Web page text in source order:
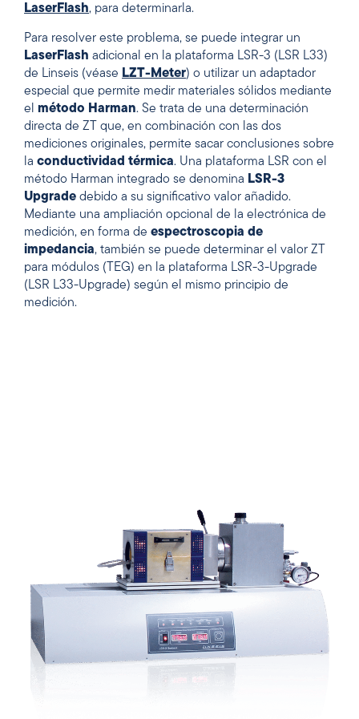
LaserFlash, para determinarla.
Para resolver este problema, se puede integrar un
LaserFlash adicional en la plataforma LSR-3 (LSR L33)
de Linseis (véase LZT-Meter) o utilizar un adaptador
especial que permite medir materiales sólidos mediante
el método Harman. Se trata de una determinación
directa de ZT que, en combinación con las dos
mediciones originales, permite sacar conclusiones sobre
la conductividad térmica. Una plataforma LSR con el
método Harman integrado se denomina LSR-3
Upgrade debido a su significativo valor añadido.
Mediante una ampliación opcional de la electrónica de
medición, en forma de espectroscopia de
impedancia, también se puede determinar el valor ZT
para módulos (TEG) en la plataforma LSR-3-Upgrade
(LSR L33-Upgrade) según el mismo principio de
medición.